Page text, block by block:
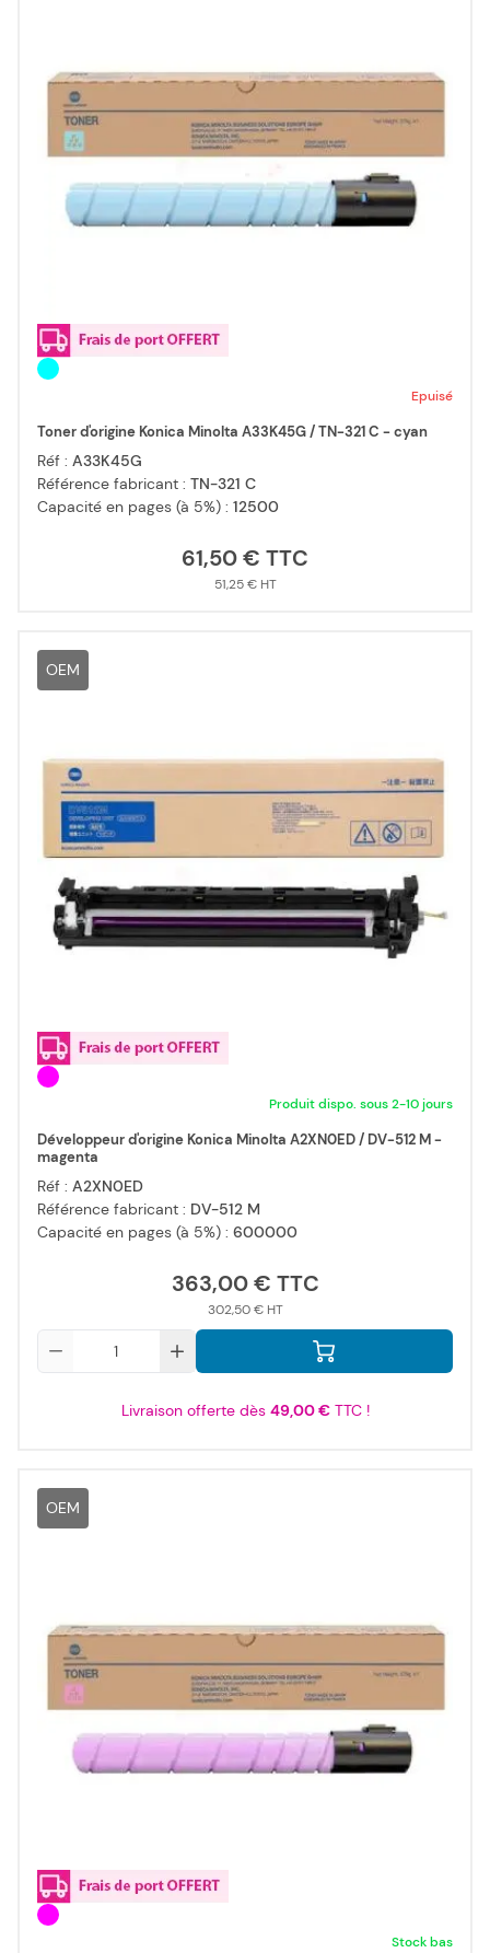
Epuisé
Toner d'origine Konica Minolta A33K45G / TN-321 C - cyan
Réf : A33K45G
Référence fabricant : TN-321 C
Capacité en pages (à 5%) : 12500
61,50 €
51,25 €
OEM
Produit dispo. sous 2-10 jours
Développeur d'origine Konica Minolta A2XN0ED / DV-512 M -
magenta
Réf : A2XN0ED
Référence fabricant : DV-512 M
Capacité en pages (à 5%) : 600000
363,00 €
302,50 €
Livraison offerte dès 49,00 €TTC !
OEM
Stock bas